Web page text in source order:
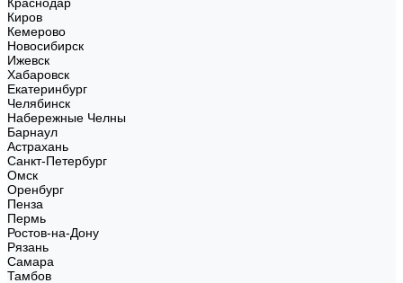
Киров
Кемерово
Новосибирск
Ижевск
Хабаровск
Екатеринбург
Челябинск
Набережные Челны
Барнаул
Астрахань
Санкт-Петербург
Омск
Оренбург
Пенза
Пермь
Ростов-на-Дону
Рязань
Самара
Тамбов